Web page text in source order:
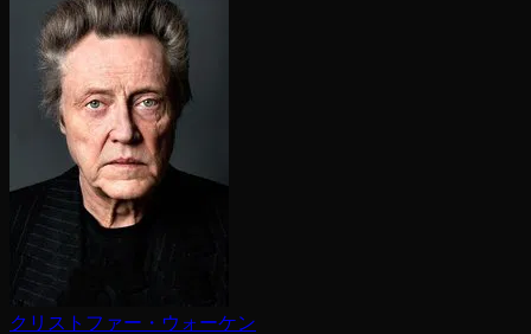
クリストファー・ウォーケン